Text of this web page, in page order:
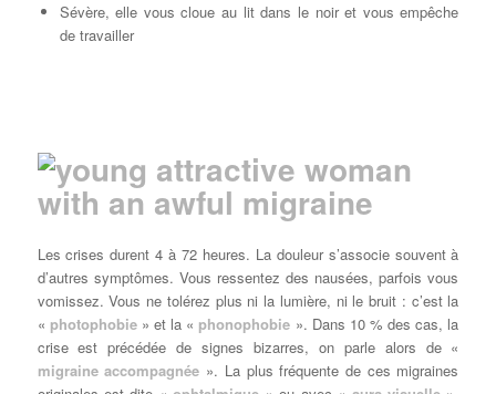
Sévère, elle vous cloue au lit dans le noir et vous empêche
de travailler
Les crises durent 4 à 72 heures. La douleur s’associe souvent à
d’autres symptômes. Vous ressentez des nausées, parfois vous
vomissez. Vous ne tolérez plus ni la lumière, ni le bruit : c’est la
« photophobie» et la « phonophobie ». Dans 10 % des cas, la
crise est précédée de signes bizarres, on parle alors de «
migraine accompagnée ». La plus fréquente de ces migraines